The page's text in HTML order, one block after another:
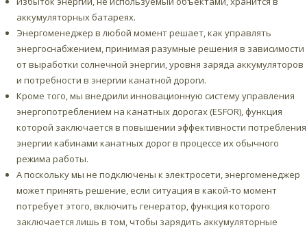
аккумуляторных батареях.
Энергоменеджер в любой момент решает, как управлять
энергоснабжением, принимая разумные решения в зависимости
от выработки солнечной энергии, уровня заряда аккумуляторов
и потребности в энергии канатной дороги.
Кроме того, мы внедрили инновационную систему управления
энергопотреблением на канатных дорогах (ESFOR), функция
которой заключается в повышении эффективности потребления
энергии кабинами канатных дорог в процессе их обычного
режима работы.
А поскольку мы не подключены к электросети, энергоменеджер
может принять решение, если ситуация в какой-то момент
потребует этого, включить генератор, функция которого
заключается лишь в том, чтобы зарядить аккумуляторные